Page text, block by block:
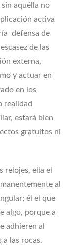
aquélla no
activa
defensa de
de las
externa,
y actuar en
en los
realidad
estará bien
gratuitos ni
relojes, ella el
al
él el que
algo, porque a
adhieren al
a las rocas.